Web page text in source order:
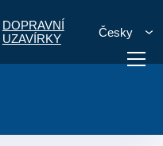
DOPRAVNÍ
UZAVÍRKY
Česky